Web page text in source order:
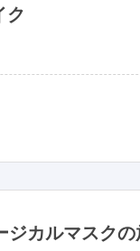
ク
カルマスク